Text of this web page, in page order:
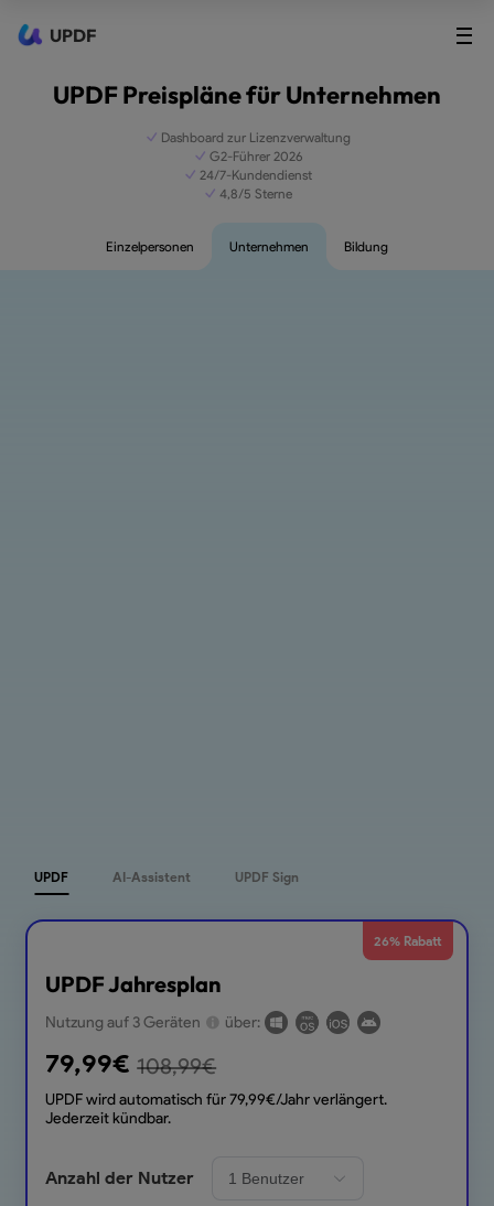
UPDF
UPDF Preispläne für Unternehmen
Dashboard zur Lizenzverwaltung
G2-Führer 2026
24/7-Kundendienst
4,8/5 Sterne
Einzelpersonen Unternehmen Bildung
UPDF AI-Assistent UPDF Sign
26% Rabatt
UPDF Jahresplan
Nutzung auf 3 Geräten über:
79,99€ 108,99€
UPDF wird automatisch für79,99€/Jahr verlängert.
Jederzeit kündbar.
Anzahl der Nutzer